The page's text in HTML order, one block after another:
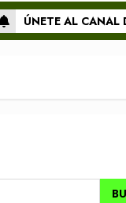
ÚNETE AL CANAL